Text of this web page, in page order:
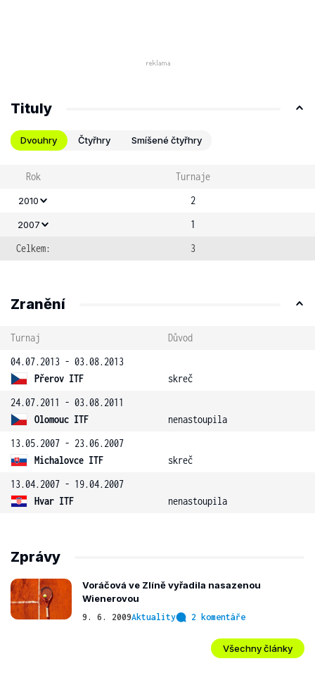
Tituly
Dvouhry Čtyřhry Smíšené čtyřhry
Rok Turnaje
2010 2
2007
1
Celkem:
3
Zranění
Turnaj
Důvod
04.07.2013 - 03.08.2013
Přerov ITF
skreč
24.07.2011 - 03.08.2011
Olomouc ITF
nenastoupila
13.05.2007 - 23.06.2007
Michalovce ITF
skreč
13.04.2007 - 19.04.2007
Hvar ITF
nenastoupila
Zprávy
Voráčová ve Zlíně vyřadila nasazenou
Wienerovou
9. 6. 2009Aktuality 2 komentáře
Všechny články